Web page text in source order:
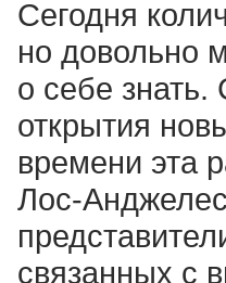
Сегодня
но довольно
о себе
открытия
времени эта
Лос-
связанных с